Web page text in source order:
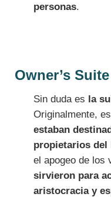
personas.
Owner’s Suite
Sin duda es la
Originalmente,
estaban
propietarios del
el apogeo de los
sirvieron para
aristocracia y